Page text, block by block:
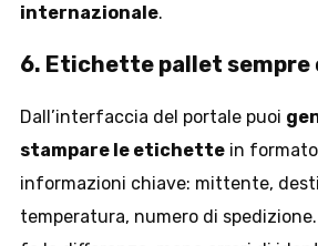
internazionale.
6. Etichette pallet
Dall’interfaccia del portale puoi
stampare le etichette in
informazioni chiave: mittente,
temperatura, numero di